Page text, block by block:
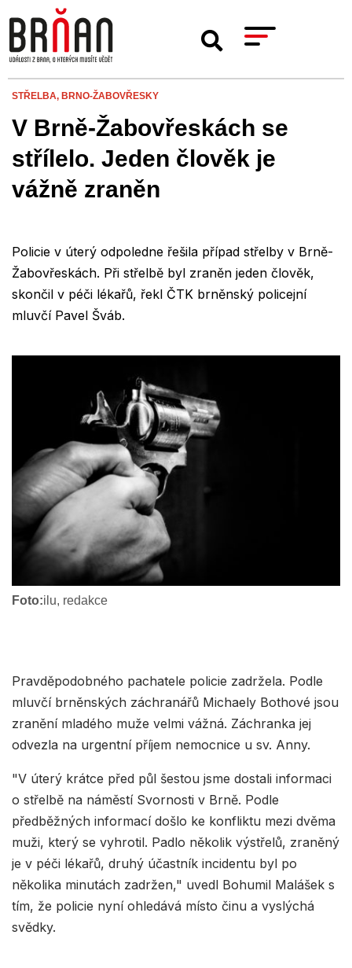
STŘELBA, BRNO-ŽABOVŘESKY
V Brně-Žabovřeskách se
střílelo. Jeden člověk je
vážně zraněn
Policie v úterý odpoledne řešila případ střelby v Brně-
Žabovřeskách. Při střelbě byl zraněn jeden člověk,
skončil v péči lékařů, řekl ČTK brněnský policejní
mluvčí Pavel Šváb.
Foto:ilu, redakce
Pravděpodobného pachatele policie zadržela. Podle
mluvčí brněnských záchranářů Michaely Bothové jsou
zranění mladého muže velmi vážná. Záchranka jej
odvezla na urgentní příjem nemocnice u sv. Anny.
"V úterý krátce před půl šestou jsme dostali informaci
o střelbě na náměstí Svornosti v Brně. Podle
předběžných informací došlo ke konfliktu mezi dvěma
muži, který se vyhrotil. Padlo několik výstřelů, zraněný
je v péči lékařů, druhý účastník incidentu byl po
několika minutách zadržen," uvedl Bohumil Malášek s
tím, že policie nyní ohledává místo činu a vyslýchá
svědky.